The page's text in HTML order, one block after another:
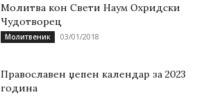
Молитва кон Свети Наум Охридски
Чудотворец
Молитвеник 03/01/2018
Православен џепен календар за 2023
година